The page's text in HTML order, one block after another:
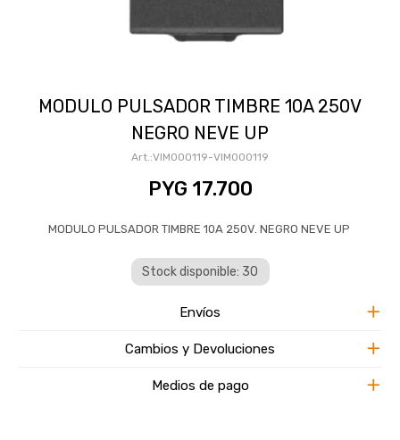
MODULO PULSADOR TIMBRE 10A 250V
NEGRO NEVE UP
VIM000119-VIM000119
PYG 17.700
MODULO PULSADOR TIMBRE 10A 250V. NEGRO NEVE UP
Stock disponible: 30
Envíos
Cambios y Devoluciones
Medios de pago